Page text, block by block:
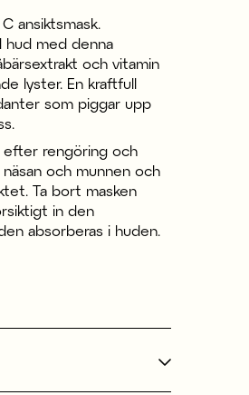
ansiktsmask.
hud med denna
och vitamin
lyster. En kraftfull
som piggar upp
efter rengöring och
och munnen och
Ta bort masken
in den
absorberas i huden.